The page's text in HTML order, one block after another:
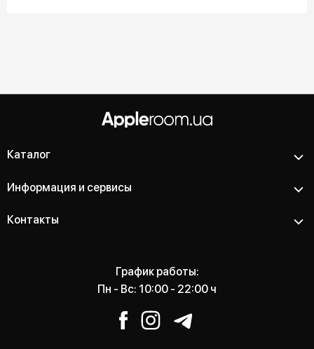
Каталог
Информация и сервисы
Контакты
График работы:
Пн - Вс: 10:00 - 22:00 ч